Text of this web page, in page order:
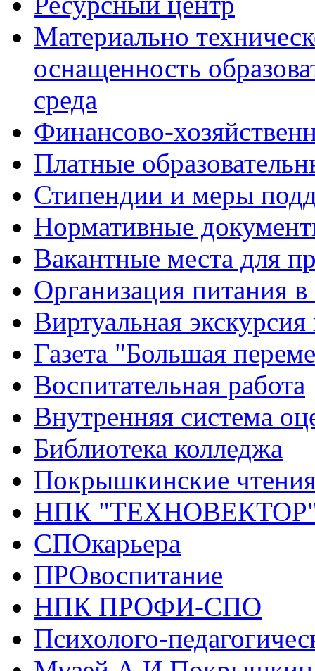
Материально
оснащенность
среда
Финансово-
Платные
Стипендии и меры
Нормативные
Вакантные места для
Организация питания в
Виртуальная
Газета "Большая
Воспитательная работа
Внутренняя система
Библиотека колледжа
Покрышкинские
НПК
СПОкарьера
ПРОвоспитание
НПК ПРОФИ-СПО
Психолого-